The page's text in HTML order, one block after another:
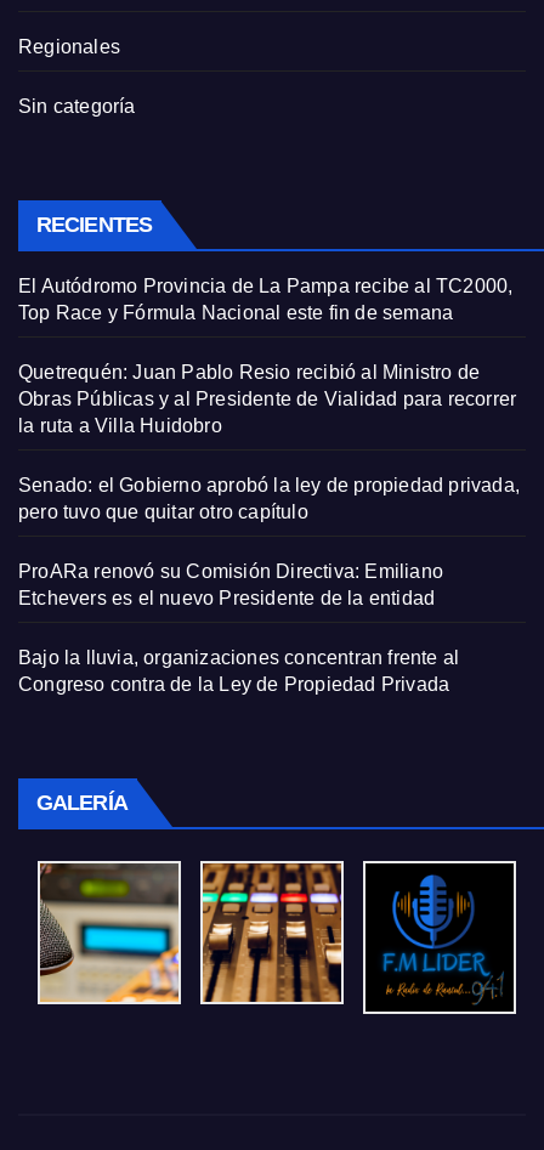
Regionales
Sin categoría
RECIENTES
El Autódromo Provincia de La Pampa recibe al TC2000,
Top Race y Fórmula Nacional este fin de semana
Quetrequén: Juan Pablo Resio recibió al Ministro de
Obras Públicas y al Presidente de Vialidad para recorrer
la ruta a Villa Huidobro
Senado: el Gobierno aprobó la ley de propiedad privada,
pero tuvo que quitar otro capítulo
ProARa renovó su Comisión Directiva: Emiliano
Etchevers es el nuevo Presidente de la entidad
Bajo la lluvia, organizaciones concentran frente al
Congreso contra de la Ley de Propiedad Privada
GALERÍA